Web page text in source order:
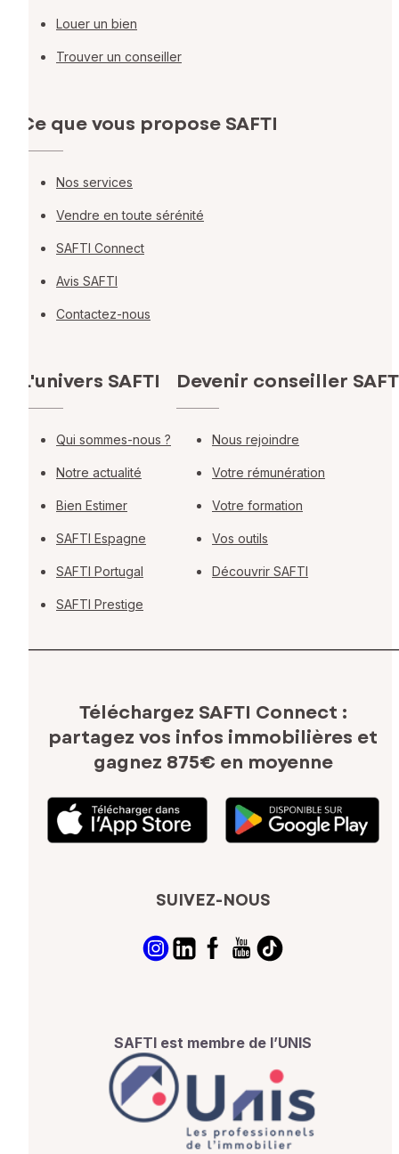
Louer un bien
Trouver un conseiller
Ce que vous propose SAFTI
Nos services
Vendre en toute sérénité
SAFTI Connect
Avis SAFTI
Contactez-nous
L'univers SAFTI
Qui sommes-nous ?
Notre actualité
Bien Estimer
SAFTI Espagne
SAFTI Portugal
SAFTI Prestige
Devenir conseiller
Nous rejoindre
Votre rémunération
Votre formation
Vos outils
Découvrir SAFTI
Téléchargez SAFTI Connect :
partagez vos infos immobilières et
gagnez 875€ en moyenne
SUIVEZ-NOUS
SAFTI est membre de l’UNIS